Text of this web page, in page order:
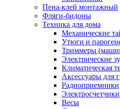
Пена-клей монтажный
Фляги-бидоны
Техника для дома
Механические
Утюги и
Триммеры
Электрические
Климатическая
Аксессуары для
Радиоприемники
Электросчетчики
Весы